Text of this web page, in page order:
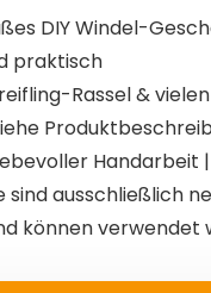
DIY Windel-
praktisch
Rassel & vielen
Handarbeit
ausschließlich
können verwendet